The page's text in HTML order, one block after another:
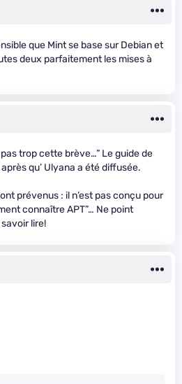
que Mint se base sur Debian et
deux parfaitement les mises à
trop cette brève…” Le guide de
après qu’ Ulyana a été diffusée.
prévenus : il n’est pas conçu pour
connaître APT”… Ne point
lire!